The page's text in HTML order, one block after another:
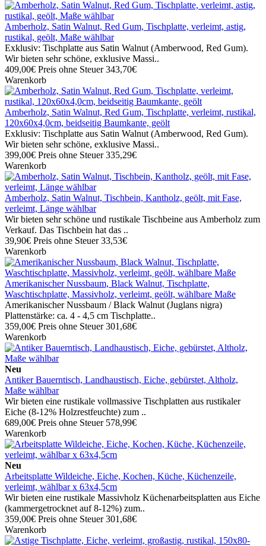
Amberholz, Satin Walnut, Red Gum, Tischplatte, verleimt, astig,
rustikal, geölt, Maße wählbar
Exklusiv: Tischplatte aus Satin Walnut (Amberwood, Red Gum).
Wir bieten sehr schöne, exklusive Massi..
409,00€ Preis ohne Steuer 343,70€
Warenkorb
Amberholz, Satin Walnut, Red Gum, Tischplatte, verleimt, rustikal,
120x60x4,0cm, beidseitig Baumkante, geölt
Exklusiv: Tischplatte aus Satin Walnut (Amberwood, Red Gum).
Wir bieten sehr schöne, exklusive Massi..
399,00€ Preis ohne Steuer 335,29€
Warenkorb
Amberholz, Satin Walnut, Tischbein, Kantholz, geölt, mit Fase,
verleimt, Länge wählbar
Wir bieten sehr schöne und rustikale Tischbeine aus Amberholz zum
Verkauf. Das Tischbein hat das ..
39,90€ Preis ohne Steuer 33,53€
Warenkorb
Amerikanischer Nussbaum, Black Walnut, Tischplatte,
Waschtischplatte, Massivholz, verleimt, geölt, wählbare Maße
Amerikanischer Nussbaum / Black Walnut (Juglans nigra)
Plattenstärke: ca. 4 - 4,5 cm Tischplatte..
359,00€ Preis ohne Steuer 301,68€
Warenkorb
Neu
Antiker Bauerntisch, Landhaustisch, Eiche, gebürstet, Altholz,
Maße wählbar
Wir bieten eine rustikale vollmassive Tischplatten aus rustikaler
Eiche (8-12% Holzrestfeuchte) zum ..
689,00€ Preis ohne Steuer 578,99€
Warenkorb
Neu
Arbeitsplatte Wildeiche, Eiche, Kochen, Küche, Küchenzeile,
verleimt, wählbar x 63x4,5cm
Wir bieten eine rustikale Massivholz Küchenarbeitsplatten aus Eiche
(kammergetrocknet auf 8-12%) zum..
359,00€ Preis ohne Steuer 301,68€
Warenkorb